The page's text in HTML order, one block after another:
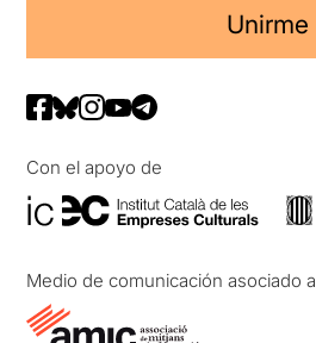
Unirme
Con el apoyo de
Medio de comunicación asociado a